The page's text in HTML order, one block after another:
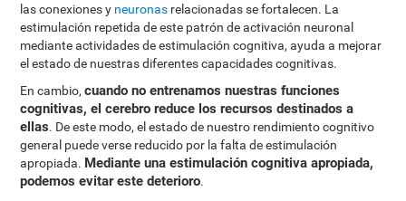
las conexiones y neuronas relacionadas se fortalecen. La
estimulación repetida de este patrón de activación neuronal
mediante actividades de estimulación cognitiva, ayuda a mejorar
el estado de nuestras diferentes capacidades cognitivas.
En cambio,cuando no entrenamos nuestras funciones
cognitivas, el cerebro reduce los recursos destinados a
ellas. De este modo, el estado de nuestro rendimiento cognitivo
general puede verse reducido por la falta de estimulación
apropiada. Mediante una estimulación cognitiva apropiada,
podemos evitar este deterioro.